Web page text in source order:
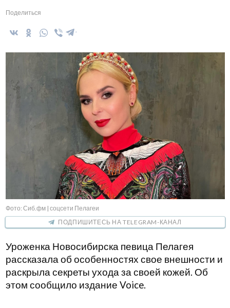
Поделиться
Фото: Сиб.фм | соцсети Пелагеи
ПОДПИШИТЕСЬ НА TELEGRAM-КАНАЛ
Уроженка Новосибирска певица Пелагея
рассказала об особенностях свое внешности и
раскрыла секреты ухода за своей кожей. Об
этом сообщило издание Voice.